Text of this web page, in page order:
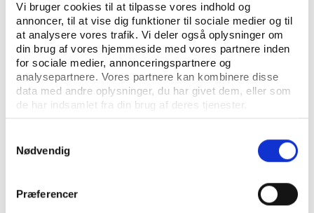
Vi bruger cookies til at tilpasse vores indhold og
annoncer, til at vise dig funktioner til sociale medier og til
at analysere vores trafik. Vi deler også oplysninger om
din brug af vores hjemmeside med vores partnere inden
for sociale medier, annonceringspartnere og
analysepartnere. Vores partnere kan kombinere disse
data med andre oplysninger, du har givet dem, eller som
de har indsamlet fra din brug af deres tjenester.
Nødvendig
Præferencer
Artikler
Udgivelser